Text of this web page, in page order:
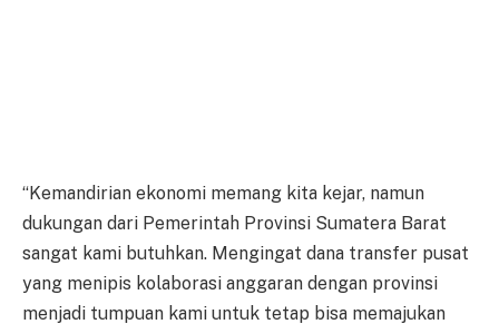
“Kemandirian ekonomi memang kita kejar, namun
dukungan dari Pemerintah Provinsi Sumatera Barat
sangat kami butuhkan. Mengingat dana transfer pusat
yang menipis kolaborasi anggaran dengan provinsi
menjadi tumpuan kami untuk tetap bisa memajukan